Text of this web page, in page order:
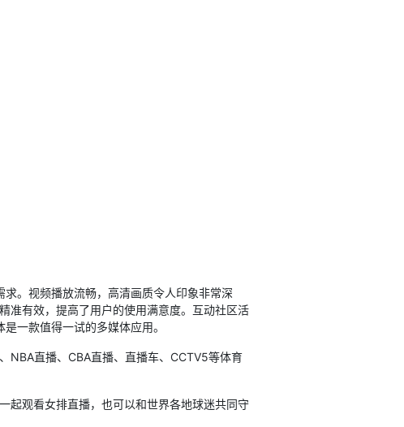
。视频播放流畅，高清画质令人印象非常深
准有效，提高了用户的使用满意度。互动社区活
一款值得一试的多媒体应用。
直播、CBA直播、直播车、CCTV5等体育
观看女排直播，也可以和世界各地球迷共同守